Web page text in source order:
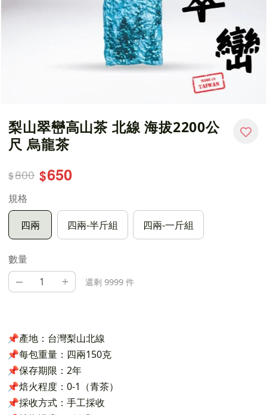
梨山翠巒高山茶 北線 海拔2200公
尺 烏龍茶
$800 $650
規格
四兩 四兩-半斤組 四兩-一斤組
數量
– + 還剩 9999 件
📌產地：台灣梨山北線
📌每包重量：四兩150克
📌保存期限：2年
📌焙火程度：0-1（青茶）
📌採收方式：手工採收